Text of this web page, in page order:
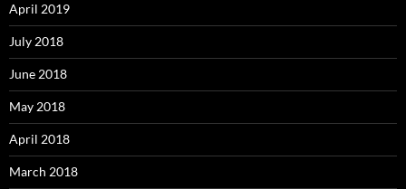
April 2019
July 2018
June 2018
May 2018
April 2018
March 2018